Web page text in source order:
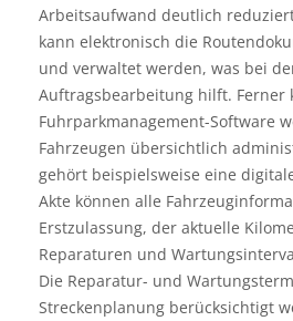
Arbeitsaufwand deutlich
kann elektronisch die
und verwaltet werden, was bei
Auftragsbearbeitung hilft. Ferner
Fuhrparkmanagement-Software
Fahrzeugen übersichtlich
gehört beispielsweise eine
Akte können alle
Erstzulassung, der aktuelle
Reparaturen und
Die Reparatur- und
Streckenplanung berücksichtigt